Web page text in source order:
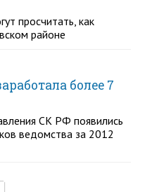
просчитать, как
районе
более 7
СК РФ появились
ведомства за 2012